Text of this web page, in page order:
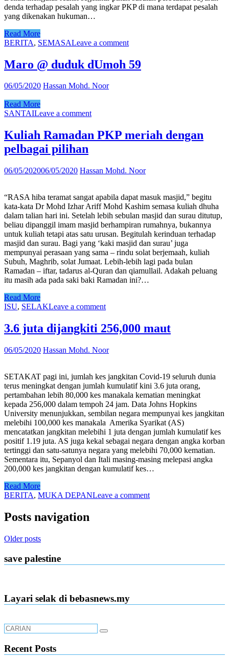
denda terhadap pesalah yang ingkar PKP di mana terdapat pesalah
yang dikenakan hukuman…
Read More
BERITA, SEMASALeave a comment
Maro @ duduk dUmoh 59
06/05/2020 Hassan Mohd. Noor
Read More
SANTAILeave a comment
Kuliah Ramadan PKP meriah dengan
pelbagai pilihan
06/05/202006/05/2020 Hassan Mohd. Noor
“RASA hiba teramat sangat apabila dapat masuk masjid,” begitu
kata-kata Dr Mohd Izhar Ariff Mohd Kashim semasa kuliah dhuha
dalam talian hari ini. Setelah lebih sebulan masjid dan surau ditutup,
beliau dipanggil imam masjid berhampiran rumahnya, bukannya
untuk kuliah tetapi atas satu urusan. Begitulah kerinduan terhadap
masjid dan surau. Bagi yang ‘kaki masjid dan surau’ juga
mempunyai perasaan yang sama – rindu solat berjemaah, kuliah
Subuh, Maghrib, solat Jumaat. Lebih-lebih lagi pada bulan
Ramadan – iftar, tadarus al-Quran dan qiamullail. Adakah peluang
itu masih ada pada saki baki Ramadan ini?…
Read More
ISU, SELAKLeave a comment
3.6 juta dijangkiti 256,000 maut
06/05/2020 Hassan Mohd. Noor
SETAKAT pagi ini, jumlah kes jangkitan Covid-19 seluruh dunia
terus meningkat dengan jumlah kumulatif kini 3.6 juta orang,
pertambahan lebih 80,000 kes manakala kematian meningkat
kepada 256,000 dalam tempoh 24 jam. Data Johns Hopkins
University menunjukkan, sembilan negara mempunyai kes jangkitan
melebihi 100,000 kes manakala Amerika Syarikat (AS)
mencatatkan jangkitan melebihi 1 juta dengan jumlah kumulatif kes
positif 1.19 juta. AS juga kekal sebagai negara dengan angka korban
tertinggi dan satu-satunya negara yang melebihi 70,000 kematian.
Sementara itu, Sepanyol dan Itali masing-masing melepasi angka
200,000 kes jangkitan dengan kumulatif kes…
Read More
BERITA, MUKA DEPANLeave a comment
Posts navigation
Older posts
save palestine
Layari selak di bebasnews.my
Recent Posts